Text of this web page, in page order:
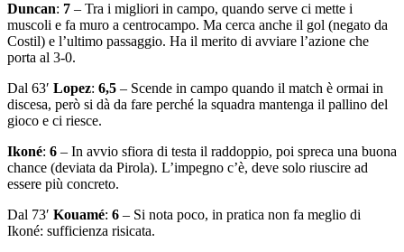
Duncan: 7 – Tra i migliori in campo, quando serve ci mette i
muscoli e fa muro a centrocampo. Ma cerca anche il gol (negato da
Costil) e l’ultimo passaggio. Ha il merito di avviare l’azione che
porta al 3-0.
Dal 63′ Lopez: 6,5 – Scende in campo quando il match è ormai in
discesa, però si dà da fare perché la squadra mantenga il pallino del
gioco e ci riesce.
Ikoné: 6 – In avvio sfiora di testa il raddoppio, poi spreca una buona
chance (deviata da Pirola). L’impegno c’è, deve solo riuscire ad
essere più concreto.
Dal 73′ Kouamé: 6 – Si nota poco, in pratica non fa meglio di
Ikoné: sufficienza risicata.